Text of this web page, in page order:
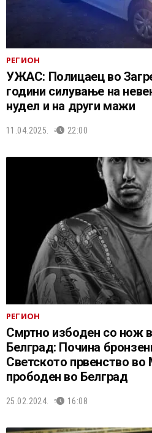
РЕГИОН
УЖАС: Полицаец во
години силување на
нудел и на други мажи
11.04.2025. 22:00
РЕГИОН
Смртно избоден со нож
Белград: Почина
Светското првенство
прободен во Белград
25.02.2024. 16:08